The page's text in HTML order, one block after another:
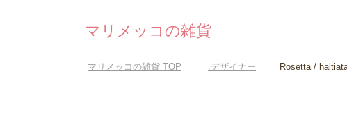
マリメッコの雑貨
マリメッコの雑貨 TOP .デザイナー Rosetta /